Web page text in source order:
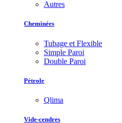
Autres
Cheminées
Tubage et Flexible
Simple Paroi
Double Paroi
Pétrole
Qlima
Vide-cendres